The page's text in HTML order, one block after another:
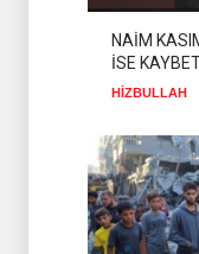
NAİM
İSE
HİZBULLAH